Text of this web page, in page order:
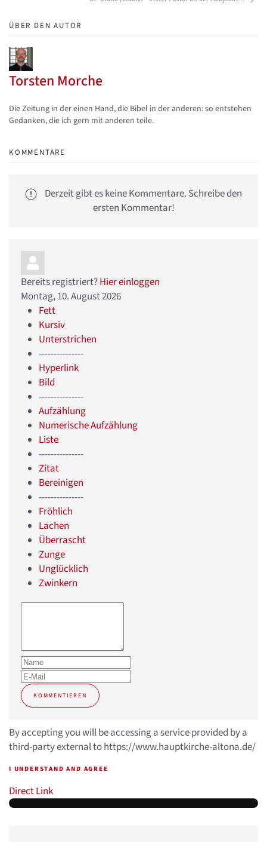
ÜBER DEN AUTOR
Torsten Morche
Updates abonnieren
Abo von Updates dieses Autors beenden
Die Zeitung in der einen Hand, die Bibel in der anderen: so entstehen
Gedanken, die ich gern mit anderen teile.
KOMMENTARE
Derzeit gibt es keine Kommentare. Schreibe den
ersten Kommentar!
Bereits registriert?Hier einloggen
Montag, 10. August 2026
Fett
Kursiv
Unterstrichen
---------------
Hyperlink
Bild
---------------
Aufzählung
Numerische Aufzählung
Liste
---------------
Zitat
Bereinigen
---------------
Fröhlich
Lachen
Überrascht
Zunge
Unglücklich
Zwinkern
KOMMENTIEREN
By accepting you will be accessing a service provided by a
third-party external to https://www.hauptkirche-altona.de/
I UNDERSTAND AND AGREE
Direct Link